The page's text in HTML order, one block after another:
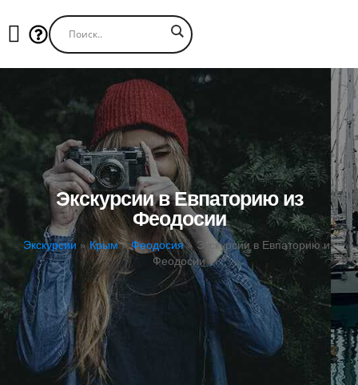
Экскурсии в Евпаторию из
Феодосии
Экскурсии »Крым»Феодосия»Экскурсии в Евпаторию из
Феодосии